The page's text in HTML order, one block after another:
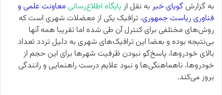
به گزارش گویای خبر به نقل از پایگاه اطلاع‌رسانی معاونت علمی و
فناوری ریاست جمهوری، ترافیک یکی از معضلات شهری است که
روش‌های مختلفی برای کنترل آن طی شده اما تقریبا همه آنها
بی‌نتیجه بوده و بعضا این ترافیک‌های شهری به دلیل تردد تعداد
بالای خودروها، پاسخ‌گو نبودن ظرفیت شهرها برای این حجم از
خودروها، ناهماهنگی‌ها و نبود علایم درست راهنمایی و رانندگی
بروز می‌کند.